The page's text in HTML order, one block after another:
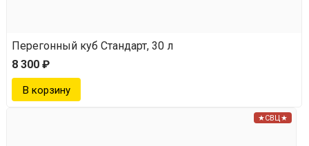
Перегонный куб Стандарт, 30 л
8 300 ₽
★СВЦ★